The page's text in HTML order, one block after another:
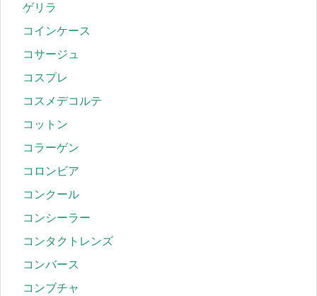
ゲリラ
コインケース
コサージュ
コスプレ
コスメデコルテ
コットン
コラーゲン
コロンビア
コンクール
コンシーラー
コンタクトレンズ
コンバース
コンブチャ